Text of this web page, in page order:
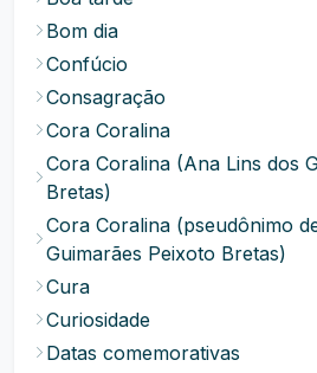
Bom dia
Confúcio
Consagração
Cora Coralina
Cora Coralina (Ana Lins dos
Bretas)
Cora Coralina (pseudônimo
Guimarães Peixoto Bretas)
Cura
Curiosidade
Datas comemorativas